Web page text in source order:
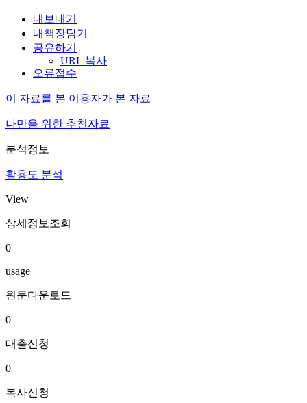
내보내기
내책장담기
공유하기
URL 복사
오류접수
이 자료를 본 이용자가 본 자료
나만을 위한 추천자료
분석정보
활용도 분석
View
상세정보조회
0
usage
원문다운로드
0
대출신청
0
복사신청